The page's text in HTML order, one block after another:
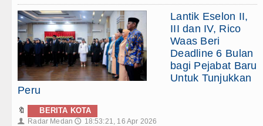
Lantik Eselon II,
III dan IV, Rico
Waas Beri
Deadline 6 Bulan
bagi Pejabat Baru
Untuk Tunjukkan
Peru
🔖 BERITA KOTA
👤 Radar Medan 🕔 18:53:21, 16 Apr 2026